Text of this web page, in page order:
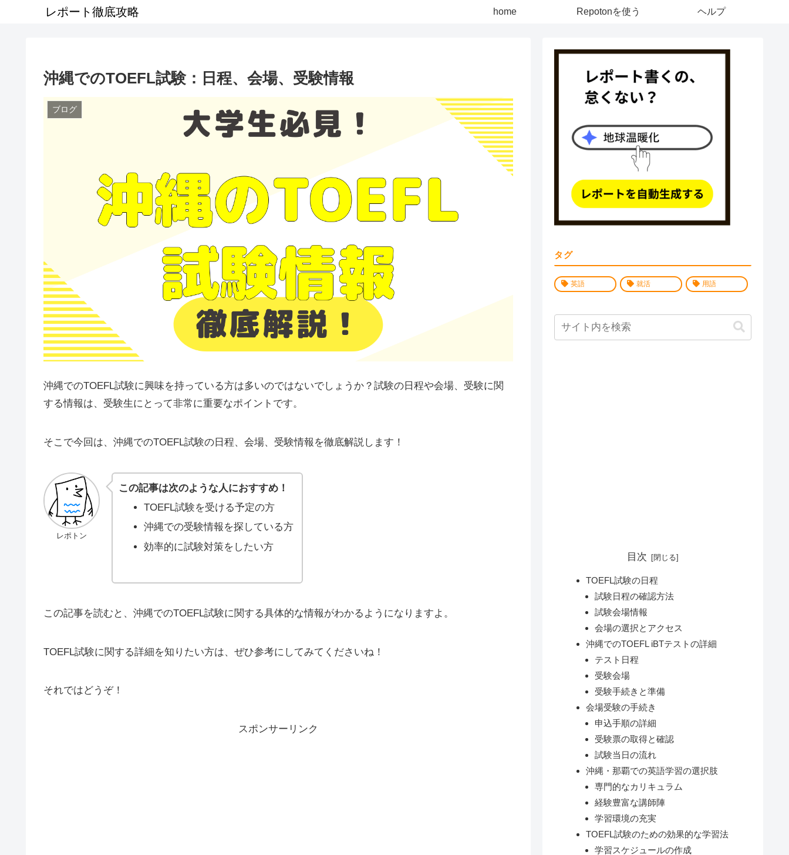
レポート徹底攻略 home Repotonを使う ヘルプ
沖縄でのTOEFL試験：日程、会場、受験情報
ブログ
沖縄でのTOEFL試験に興味を持っている方は多いのではないでしょうか？試験の日程や会場、受験に関
する情報は、受験生にとって非常に重要なポイントです。
そこで今回は、沖縄でのTOEFL試験の日程、会場、受験情報を徹底解説します！
レポトン
この記事は次のような人におすすめ！
TOEFL試験を受ける予定の方
沖縄での受験情報を探している方
効率的に試験対策をしたい方
この記事を読むと、沖縄でのTOEFL試験に関する具体的な情報がわかるようになりますよ。
TOEFL試験に関する詳細を知りたい方は、ぜひ参考にしてみてくださいね！
それではどうぞ！
スポンサーリンク
タグ
英語 就活 用語
目次
TOEFL試験の日程
試験日程の確認方法
試験会場情報
会場の選択とアクセス
沖縄でのTOEFL iBTテストの詳細
テスト日程
受験会場
受験手続きと準備
会場受験の手続き
申込手順の詳細
受験票の取得と確認
試験当日の流れ
沖縄・那覇での英語学習の選択肢
専門的なカリキュラム
経験豊富な講師陣
学習環境の充実
TOEFL試験のための効果的な学習法
学習スケジュールの作成